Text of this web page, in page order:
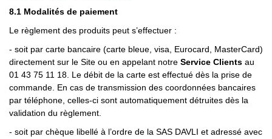
8.1 Modalités de paiement
Le règlement des produits peut s’effectuer :
- soit par carte bancaire (carte bleue, visa, Eurocard, MasterCard)
directement sur le Site ou en appelant notre Service Clients au
01 43 75 11 18. Le débit de la carte est effectué dès la prise de
commande. En cas de transmission des coordonnées bancaires
par téléphone, celles-ci sont automatiquement détruites dès la
validation du règlement.
- soit par chèque libellé à l’ordre de la SAS DAVLI et adressé avec